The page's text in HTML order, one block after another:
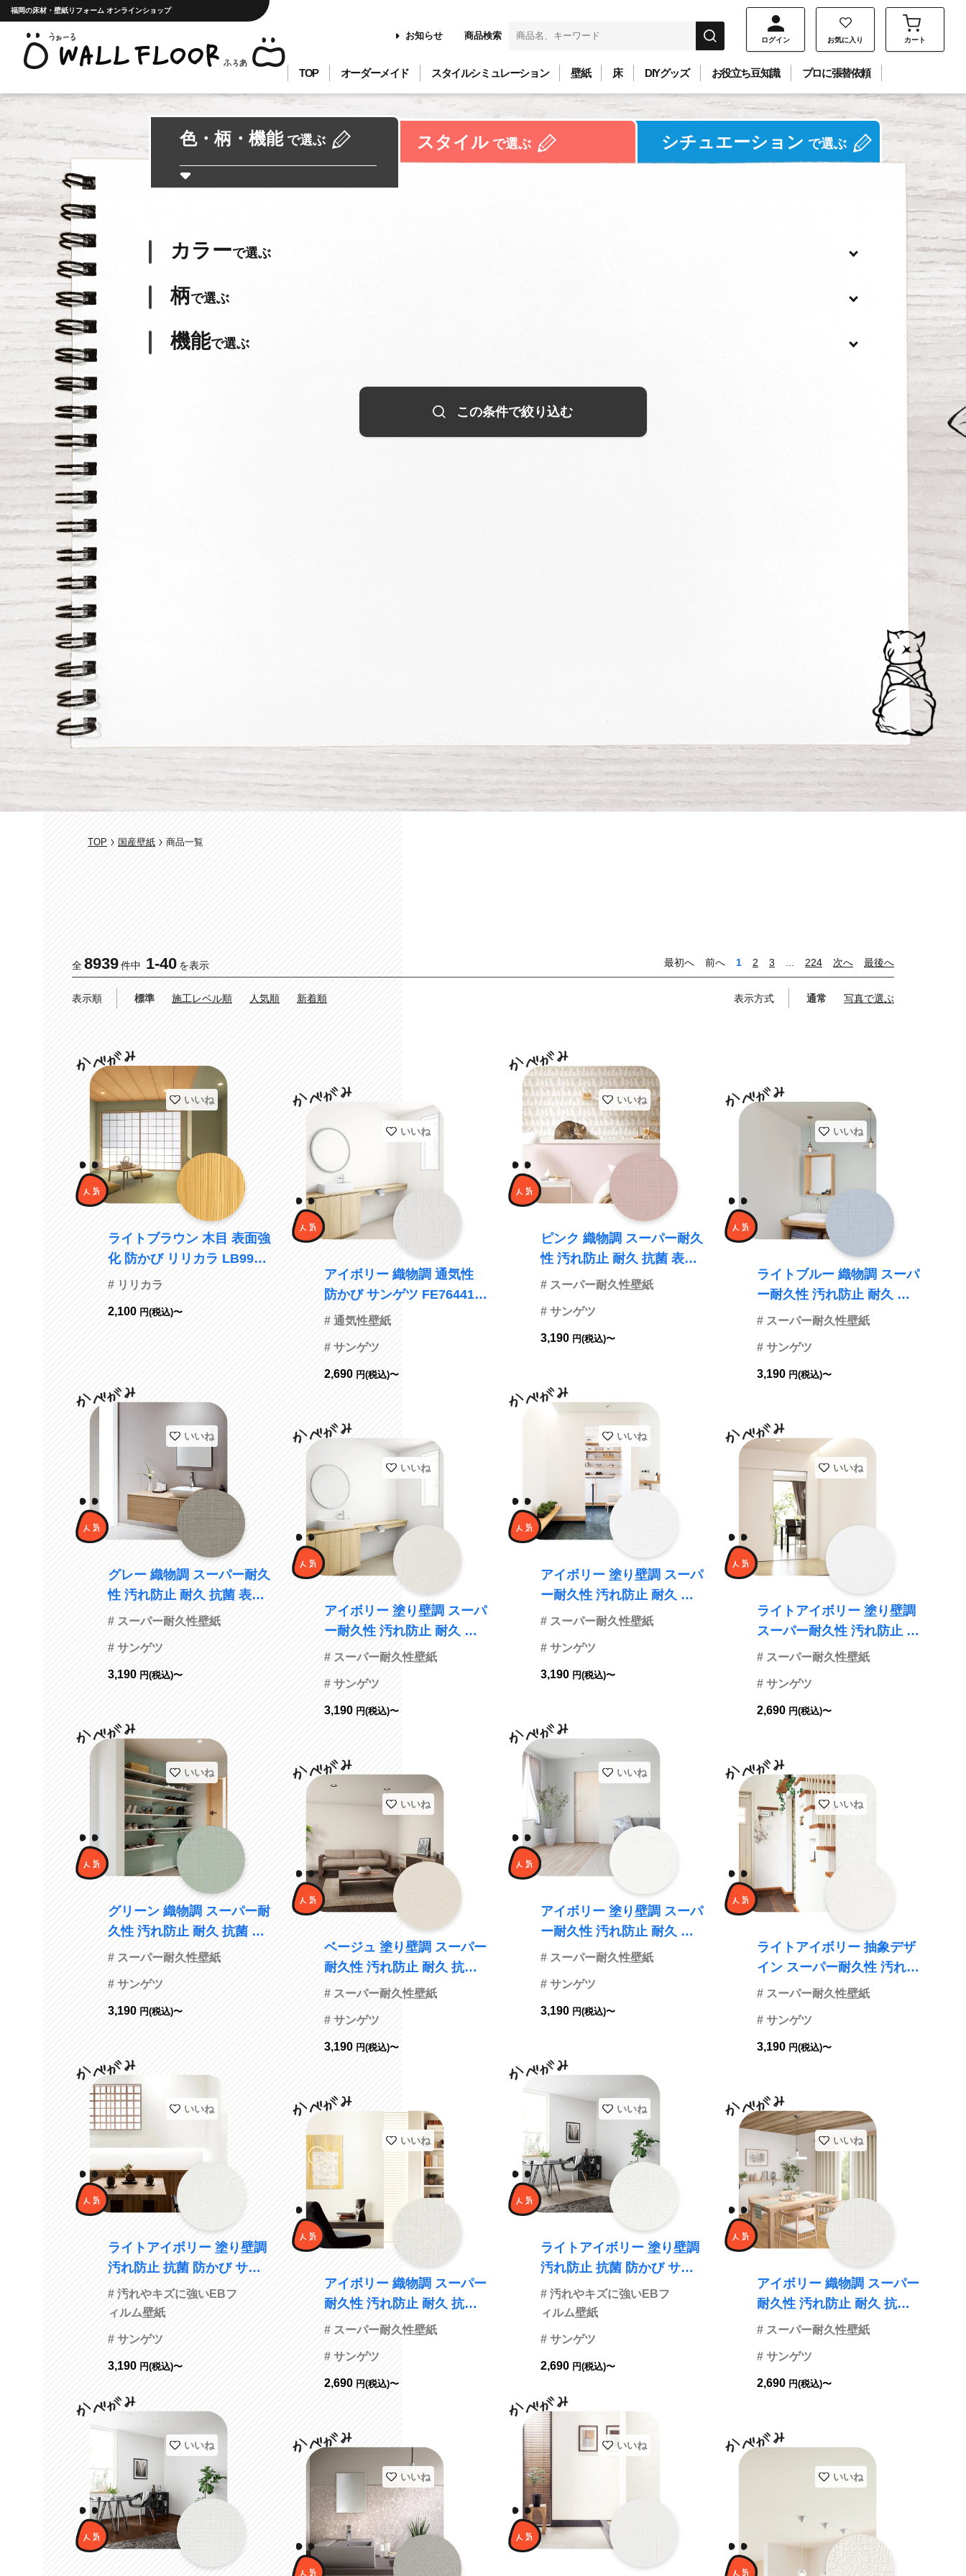
福岡の床材・壁紙リフォーム オンラインショップ
お知らせ 商品検索 ログイン お気に入り カート
TOP オーダーメイド スタイルシミュレーション 壁紙 床 DIYグッズ お役立ち豆知識 プロに張替依頼
色・柄・機能で選ぶ スタイル で選ぶ シチュエーション で選ぶ
カラーで選ぶ
柄で選ぶ
機能で選ぶ
この条件で絞り込む
TOP 国産壁紙 商品一覧
全8939件中 1-40 を表示 最初へ 前へ 1 2 3 224 次へ 最後へ
表示順 標準 施工レベル順 人気順 新着順 表示方式 通常 写真で選ぶ
いいね
ライトブラウン 木目 表面強
化 防かび リリカラ LB9900
旧品番LB9599
# リリカラ
2,100 円(税込)〜
いいね
アイボリー 織物調 通気性
防かび サンゲツ FE76441
旧品番FE74776
# 通気性壁紙
# サンゲツ
2,690 円(税込)〜
いいね
ピンク 織物調 スーパー耐久
性 汚れ防止 耐久 抗菌 表面
強化 防かび サンゲツ FE764
# スーパー耐久性壁紙
# サンゲツ
3,190 円(税込)〜
いいね
ライトブルー 織物調 スーパ
ー耐久性 汚れ防止 耐久 抗
菌 表面強化 防かび サンゲ
# スーパー耐久性壁紙
# サンゲツ
3,190 円(税込)〜
いいね
グレー 織物調 スーパー耐久
性 汚れ防止 耐久 抗菌 表面
強化 防かび サンゲツ FE764
# スーパー耐久性壁紙
# サンゲツ
3,190 円(税込)〜
いいね
アイボリー 塗り壁調 スーパ
ー耐久性 汚れ防止 耐久 抗
菌 表面強化 防かび サンゲ
# スーパー耐久性壁紙
# サンゲツ
3,190 円(税込)〜
いいね
アイボリー 塗り壁調 スーパ
ー耐久性 汚れ防止 耐久 抗
菌 表面強化 防かび サンゲ
# スーパー耐久性壁紙
# サンゲツ
3,190 円(税込)〜
いいね
ライトアイボリー 塗り壁調
スーパー耐久性 汚れ防止 耐
久 抗菌 表面強化 防かび サ
4582
# スーパー耐久性壁紙
# サンゲツ
2,690 円(税込)〜
いいね
グリーン 織物調 スーパー耐
久性 汚れ防止 耐久 抗菌 表
面強化 防かび サンゲツ FE7
# スーパー耐久性壁紙
# サンゲツ
3,190 円(税込)〜
いいね
ベージュ 塗り壁調 スーパー
耐久性 汚れ防止 耐久 抗菌
表面強化 防かび サンゲツ F
# スーパー耐久性壁紙
# サンゲツ
3,190 円(税込)〜
いいね
アイボリー 塗り壁調 スーパ
ー耐久性 汚れ防止 耐久 抗
菌 表面強化 防かび サンゲ
# スーパー耐久性壁紙
# サンゲツ
3,190 円(税込)〜
いいね
ライトアイボリー 抽象デザ
イン スーパー耐久性 汚れ防
止 耐久 抗菌 表面強化 防か
番FE74596
# スーパー耐久性壁紙
# サンゲツ
3,190 円(税込)〜
いいね
ライトアイボリー 塗り壁調
汚れ防止 抗菌 防かび サン
ゲツ FE76437 旧品番FE746
02
# 汚れやキズに強いEBフ
ィルム壁紙
# サンゲツ
3,190 円(税込)〜
いいね
アイボリー 織物調 スーパー
耐久性 汚れ防止 耐久 抗菌
表面強化 防かび サンゲツ F
# スーパー耐久性壁紙
# サンゲツ
2,690 円(税込)〜
いいね
ライトアイボリー 塗り壁調
汚れ防止 抗菌 防かび サン
ゲツ FE76436 旧品番FE746
01
# 汚れやキズに強いEBフ
ィルム壁紙
# サンゲツ
2,690 円(税込)〜
いいね
アイボリー 織物調 スーパー
耐久性 汚れ防止 耐久 抗菌
表面強化 防かび サンゲツ F
# スーパー耐久性壁紙
# サンゲツ
2,690 円(税込)〜
いいね
いいね
いいね
いいね